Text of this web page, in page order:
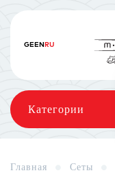
GEENRU
Категории
Главная Сеты